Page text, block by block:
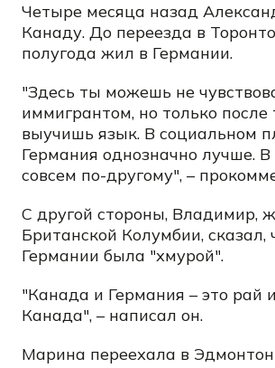
Четыре месяца назад
Канаду. До переезда в
полугода жил в Германии.
"Здесь ты можешь не
иммигрантом, но только после
выучишь язык. В социальном
Германия однозначно лучше.
совсем по-другому", –
С другой стороны, Владимир,
Британской Колумбии, сказал,
Германии была "хмурой".
"Канада и Германия – это рай
Канада", – написал он.
Марина переехала в